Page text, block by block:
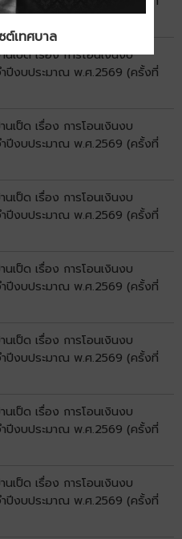
นเป็ด เรื่อง การโอนเงินงบ
ำปีงบประมาณ พ.ศ.2569 (ครั้งที่
นเป็ด เรื่อง การโอนเงินงบ
ำปีงบประมาณ พ.ศ.2569 (ครั้งที่
นเป็ด เรื่อง การโอนเงินงบ
ำปีงบประมาณ พ.ศ.2569 (ครั้งที่
นเป็ด เรื่อง การโอนเงินงบ
ำปีงบประมาณ พ.ศ.2569 (ครั้งที่
นเป็ด เรื่อง การโอนเงินงบ
ำปีงบประมาณ พ.ศ.2569 (ครั้งที่
นเป็ด เรื่อง การโอนเงินงบ
ำปีงบประมาณ พ.ศ.2569 (ครั้งที่
นเป็ด เรื่อง การโอนเงินงบ
ำปีงบประมาณ พ.ศ.2569 (ครั้งที่
ต์เทศบาล